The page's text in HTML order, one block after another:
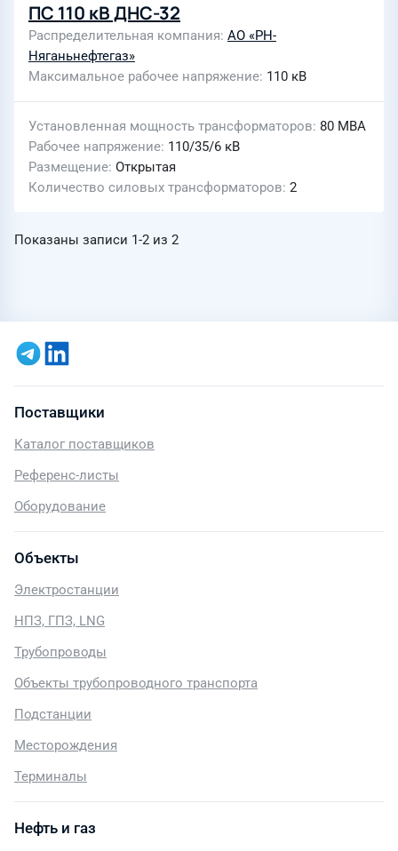
ПС 110 кВ ДНС-32
Распределительная компания АО «РН-
Няганьнефтегаз»
Максимальное рабочее напряжение 110 кВ
Установленная мощность трансформаторов 80 МВА
Рабочее напряжение 110/35/6 кВ
Размещение Открытая
Количество силовых трансформаторов 2
Показаны записи 1-2 из 2
Поставщики
Каталог поставщиков
Референс-листы
Оборудование
Объекты
Электростанции
НПЗ, ГПЗ, LNG
Трубопроводы
Объекты трубопроводного транспорта
Подстанции
Месторождения
Терминалы
Нефть и газ